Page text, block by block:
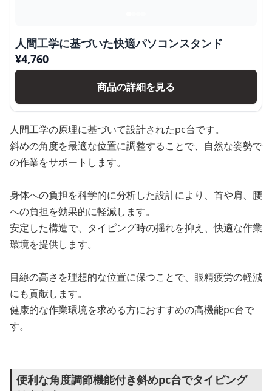
人間工学に基づいた快適パソコンスタンド
¥4,760
商品の詳細を見る
人間工学の原理に基づいて設計されたpc台です。
斜めの角度を最適な位置に調整することで、自然な姿勢で
の作業をサポートします。
身体への負担を科学的に分析した設計により、首や肩、腰
への負担を効果的に軽減します。
安定した構造で、タイピング時の揺れを抑え、快適な作業
環境を提供します。
目線の高さを理想的な位置に保つことで、眼精疲労の軽減
にも貢献します。
健康的な作業環境を求める方におすすめの高機能pc台で
す。
便利な角度調節機能付き斜めpc台でタイピング